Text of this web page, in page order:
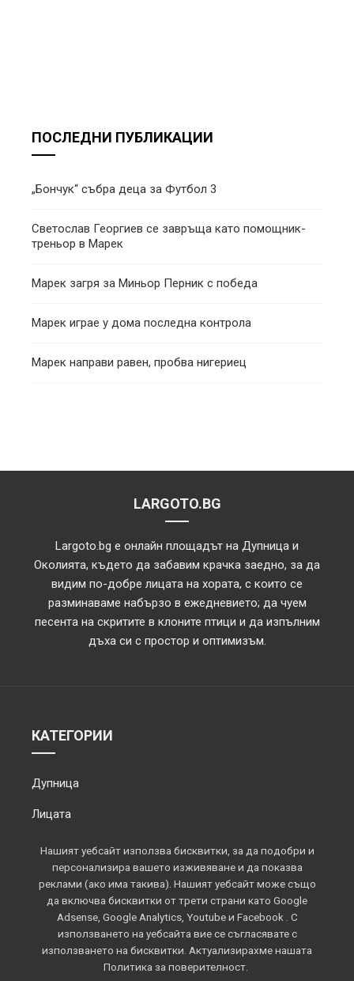
Нашият уебсайт използва бисквитки, за да подобри и
персонализира вашето изживяване и да показва
реклами (ако има такива). Нашият уебсайт може също
да включва бисквитки от трети страни като Google
Adsense, Google Analytics, Youtube и Facebook . С
използването на уебсайта вие се съгласявате с
използването на бисквитки. Актуализирахме нашата
Политика за поверителност.
ПОСЛЕДНИ ПУБЛИКАЦИИ
„Бончук“ събра деца за Футбол 3
Светослав Георгиев се завръща като помощник-
треньор в Марек
Марек загря за Миньор Перник с победа
Марек играе у дома последна контрола
Марек направи равен, пробва нигериец
LARGOTO.BG
Largoto.bg е онлайн площадът на Дупница и
Околията, където да забавим крачка заедно, за да
видим по-добре лицата на хората, с които се
разминаваме набързо в ежедневието; да чуем
песента на скритите в клоните птици и да изпълним
дъха си с простор и оптимизъм.
КАТЕГОРИИ
Дупница
Лицата
Обектив
Околията
Площадът
Спорт